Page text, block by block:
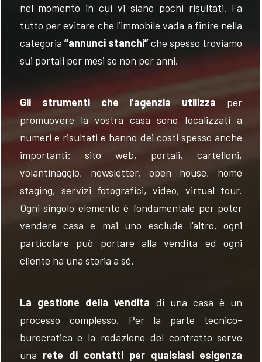
nel momento in cui vi siano pochi risultati. Fa
tutto per evitare che l’immobile vada a finire nella
categoria “annunci stanchi”che spesso troviamo
sui portali per mesi se non per anni.
Gli strumenti che l’agenzia utilizza per
promuovere la vostra casa sono focalizzati a
numeri e risultati e hanno dei costi spesso anche
importanti: sito web, portali, cartelloni,
volantinaggio, newsletter, open house, home
staging, servizi fotografici, video,virtual tour.
Ogni singolo elemento è fondamentale per poter
vendere casa e mai uno esclude l’altro, ogni
particolare può portare alla vendita ed ogni
cliente ha una storia a sé.
La gestione della vendita di una casa è un
processo complesso. Per la parte tecnico-
burocratica e la redazione del contratto serve
una rete di contatti per qualsiasi esigenza